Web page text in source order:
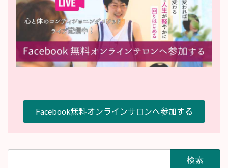
Facebook無料オンラインサロンへ参加する